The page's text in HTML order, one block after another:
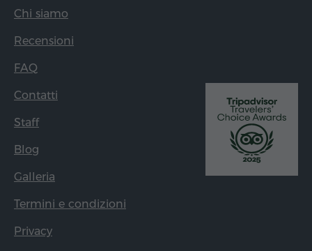
Chi siamo
Recensioni
FAQ
Contatti
Staff
Blog
Galleria
Termini e condizioni
Privacy